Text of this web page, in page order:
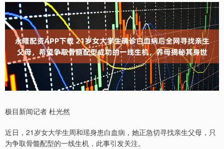
极目新闻记者 杜光然
近日，21岁女大学生周和瑶身患白血病，她正急切寻找亲生父母，只
为争取骨髓配型的一线生机，此事引发关注。